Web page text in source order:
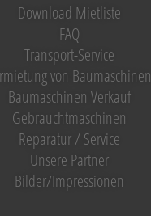
Download Mietliste
FAQ
Transport-Service
von Baumaschinen
Baumaschinen Verkauf
Gebrauchtmaschinen
Reparatur / Service
Unsere Partner
Bilder/Impressionen